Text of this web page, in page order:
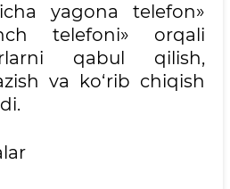
yagona telefon»
telefoni» orqali
qabul qilish,
va ko‘rib chiqish